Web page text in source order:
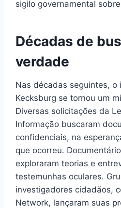
sigilo governamental
Décadas de
verdade
Nas décadas seguintes, o
Kecksburg se tornou um
Diversas solicitações da
Informação buscaram
confidenciais, na
que ocorreu.
exploraram teorias e
testemunhas oculares.
investigadores cidadãos,
Network, lançaram suas